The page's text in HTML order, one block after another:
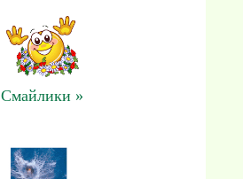
Смайлики »